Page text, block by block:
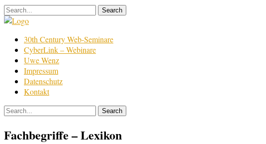
Skip
to
Film
Bearbeitung
30th Century Web-Seminare
CyberLink – Webinare
Uwe Wenz
Impressum
Datenschutz
Kontakt
Fachbegriffe – Lexikon